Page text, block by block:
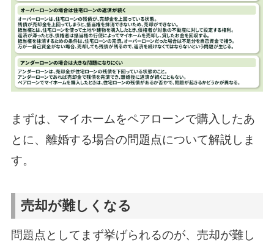
まずは、マイホームをペアローンで購入したあ
とに、離婚する場合の問題点について解説しま
す。
売却が難しくなる
問題点としてまず挙げられるのが、売却が難し